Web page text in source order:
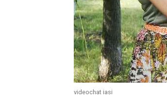
videochat iasi